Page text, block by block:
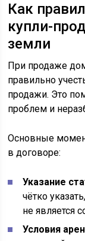
Как
купли-
земли
При продаже
правильно
продажи. Это
проблем и
Основные
в договоре:
Указание
чётко
не является
Условия